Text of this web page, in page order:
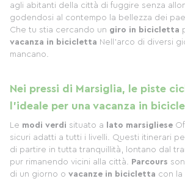
agli abitanti della città di fuggire senza
godendosi al contempo la bellezza dei
Che tu stia cercando un giro in bicicletta
vacanza in bicicletta Nell'arco di diversi
mancano.
Nei pressi di Marsiglia, le piste
l'ideale per una vacanza in
Le modi verdi situato a lato marsigliese
sicuri adatti a tutti i livelli. Questi itinerari
di partire in tutta tranquillità, lontano dal
pur rimanendo vicini alla città. Parcours
di un giorno o vacanze in bicicletta con la